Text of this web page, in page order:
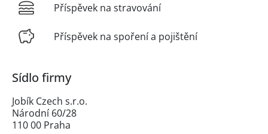
Příspěvek na stravování
Příspěvek na spoření a pojištění
Sídlo firmy
Jobík Czech s.r.o.
Národní 60/28
110 00 Praha